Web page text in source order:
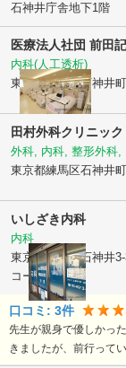
石神井庁舎地下1階
医療法人社団 前田
内科(人工透析)
東京都練馬区石神井
田村外科クリニック
外科, 内科, 整形外科,
東京都練馬区石神井
いしざき内科
内科
東京都練馬区石神井
コーポ田嶋1F
口コミ: 3件
先生が親身で優しかっ
きましたが、前行って